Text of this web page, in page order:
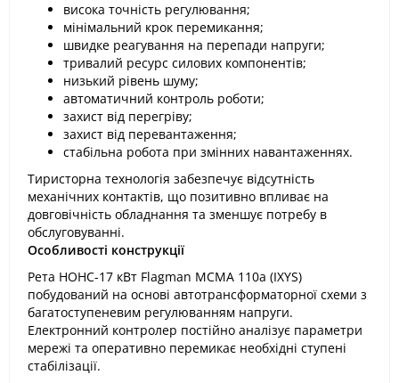
висока точність регулювання;
мінімальний крок перемикання;
швидке реагування на перепади напруги;
тривалий ресурс силових компонентів;
низький рівень шуму;
автоматичний контроль роботи;
захист від перегріву;
захист від перевантаження;
стабільна робота при змінних навантаженнях.
Тиристорна технологія забезпечує відсутність
механічних контактів, що позитивно впливає на
довговічність обладнання та зменшує потребу в
обслуговуванні.
Особливості конструкції
Рета НОНС-17 кВт Flagman MCMA 110a (IXYS)
побудований на основі автотрансформаторної схеми з
багатоступеневим регулюванням напруги.
Електронний контролер постійно аналізує параметри
мережі та оперативно перемикає необхідні ступені
стабілізації.